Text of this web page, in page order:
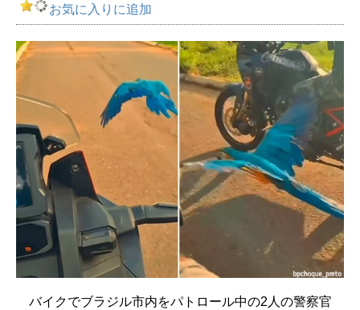
お気に入りに追加
バイクでブラジル市内をパトロール中の2人の警察官